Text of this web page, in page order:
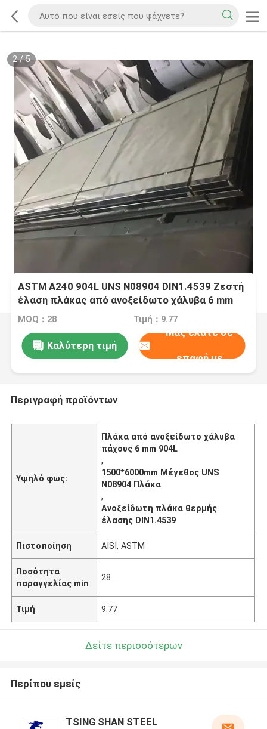
2/5
ASTM A240 904L UNS N08904 DIN1.4539 Ζεστή
έλαση πλάκας από ανοξείδωτο χάλυβα 6 mm
Μονάδα 1500*6000mm
MOQ：28 Τιμή：9.77
Καλύτερη τιμή
Μας ελάτε σε
επαφή με
Περιγραφή προϊόντων
Υψηλό φως:
Πλάκα από ανοξείδωτο χάλυβα
πάχους 6 mm 904L
,
1500*6000mm Μέγεθος UNS
N08904 Πλάκα
,
Ανοξείδωτη πλάκα θερμής
έλασης DIN1.4539
Πιστοποίηση AISI, ASTM
Ποσότητα
παραγγελίας min
28
Τιμή 9.77
Δείτε περισσότερων
Περίπου εμείς
TSING SHAN STEEL